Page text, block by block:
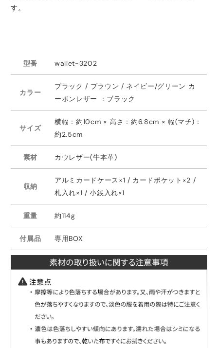
す。
型番 wallet-3202
カラー
ブラック / ブラウン / ネイビー/グリーン カ
ーボンレザー ：ブラック
サイズ
横幅：約10cm × 高さ：約6.8cm × 幅(マチ)：
約2.5cm
素材 カウレザー(牛本革)
収納
アルミカードケース×1 / カードポケット×2 /
札入れ×1 / 小銭入れ×1
重量 約114g
付属品 専用BOX